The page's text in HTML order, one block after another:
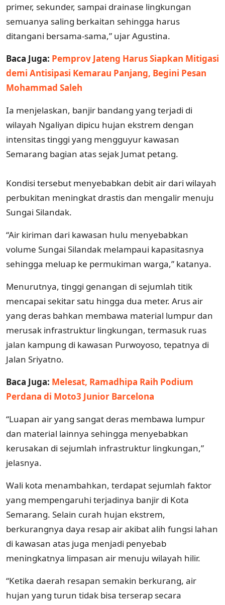
primer, sekunder, sampai drainase lingkungan
semuanya saling berkaitan sehingga harus
ditangani bersama-sama,” ujar Agustina.
Baca Juga: Pemprov Jateng Harus Siapkan Mitigasi
demi Antisipasi Kemarau Panjang, Begini Pesan
Mohammad Saleh
Ia menjelaskan, banjir bandang yang terjadi di
wilayah Ngaliyan dipicu hujan ekstrem dengan
intensitas tinggi yang mengguyur kawasan
Semarang bagian atas sejak Jumat petang.
Kondisi tersebut menyebabkan debit air dari wilayah
perbukitan meningkat drastis dan mengalir menuju
Sungai Silandak.
“Air kiriman dari kawasan hulu menyebabkan
volume Sungai Silandak melampaui kapasitasnya
sehingga meluap ke permukiman warga,” katanya.
Menurutnya, tinggi genangan di sejumlah titik
mencapai sekitar satu hingga dua meter. Arus air
yang deras bahkan membawa material lumpur dan
merusak infrastruktur lingkungan, termasuk ruas
jalan kampung di kawasan Purwoyoso, tepatnya di
Jalan Sriyatno.
Baca Juga: Melesat, Ramadhipa Raih Podium
Perdana di Moto3 Junior Barcelona
“Luapan air yang sangat deras membawa lumpur
dan material lainnya sehingga menyebabkan
kerusakan di sejumlah infrastruktur lingkungan,”
jelasnya.
Wali kota menambahkan, terdapat sejumlah faktor
yang mempengaruhi terjadinya banjir di Kota
Semarang. Selain curah hujan ekstrem,
berkurangnya daya resap air akibat alih fungsi lahan
di kawasan atas juga menjadi penyebab
meningkatnya limpasan air menuju wilayah hilir.
“Ketika daerah resapan semakin berkurang, air
hujan yang turun tidak bisa terserap secara